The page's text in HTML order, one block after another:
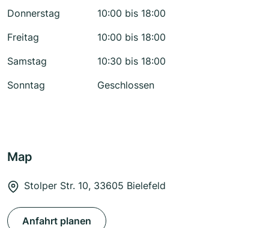
Donnerstag
10:00 bis 18:00
Freitag
10:00 bis 18:00
Samstag
10:30 bis 18:00
Sonntag
Geschlossen
Map
Stolper Str. 10, 33605 Bielefeld
Anfahrt planen